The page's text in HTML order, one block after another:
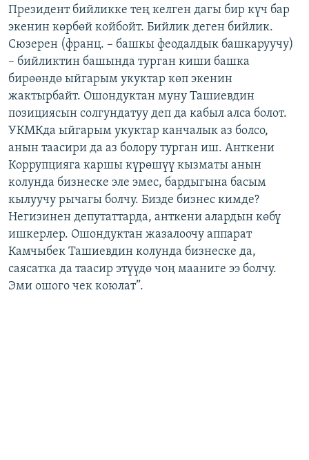
Президент бийликке тең келген дагы бир күч бар
экенин көрбөй койбойт. Бийлик деген бийлик.
Сюзерен (франц. – башкы феодалдык башкаруучу)
– бийликтин башында турган киши башка
бирөөндө ыйгарым укуктар көп экенин
жактырбайт. Ошондуктан муну Ташиевдин
позициясын солгундатуу деп да кабыл алса болот.
УКМКда ыйгарым укуктар канчалык аз болсо,
анын таасири да аз болору турган иш. Анткени
Коррупцияга каршы күрөшүү кызматы анын
колунда бизнеске эле эмес, бардыгына басым
кылуучу рычагы болчу. Бизде бизнес кимде?
Негизинен депутаттарда, анткени алардын көбү
ишкерлер. Ошондуктан жазалоочу аппарат
Камчыбек Ташиевдин колунда бизнеске да,
саясатка да таасир этүүдө чоң мааниге ээ болчу.
Эми ошого чек коюлат”.